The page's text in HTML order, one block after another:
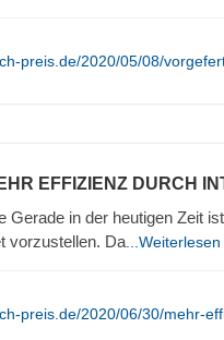
preis.de/2020/05/08/
EFFIZIENZ DURCH
Gerade in der heutigen Zeit
vorzustellen. Da ...Weiterlesen
preis.de/2020/06/30/mehr-